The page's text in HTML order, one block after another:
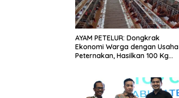
AYAM PETELUR: Dongkrak
Ekonomi Warga dengan Usaha
Peternakan, Hasilkan 100 Kg